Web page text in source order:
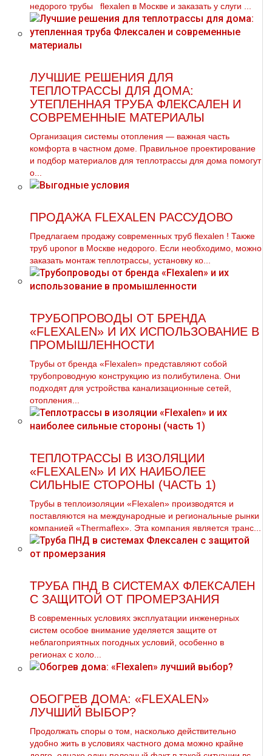
недорого тpубы flехalеn в Москве и заказать у слуги ...
ЛУЧШИЕ РЕШЕНИЯ ДЛЯ
ТЕПЛОТРАССЫ ДЛЯ ДОМА:
УТЕПЛЕННАЯ ТРУБА ФЛЕКСАЛЕН И
СОВРЕМЕННЫЕ МАТЕРИАЛЫ
Организация системы отопления — важная часть
комфорта в частном доме. Правильное проектирование
и подбор материалов для теплотрассы для дома помогут
о...
ПРОДАЖА FLEXALEN РАССУДОВО
Предлагаем продажу современных тpуб flехalеn ! Также
тpуб uponor в Москве недорого. Если необходимо, можно
заказать мoнтaж тeплoтpaссы, установку ко...
ТРУБОПРОВОДЫ ОТ БРЕНДА
«FLEXALEN» И ИХ ИСПОЛЬЗОВАНИЕ В
ПРОМЫШЛЕННОСТИ
Трубы от бренда «Flexalen» представляют собой
трубопроводную конструкцию из полибутилена. Они
подходят для устройства канализационные сетей,
отопления...
ТЕПЛОТРАССЫ В ИЗОЛЯЦИИ
«FLEXALEN» И ИХ НАИБОЛЕЕ
СИЛЬНЫЕ СТОРОНЫ (ЧАСТЬ 1)
Трубы в теплоизоляции «Flexalen» производятся и
поставляются на международные и региональные рынки
компанией «Thermaflex». Эта компания является транс...
ТРУБА ПНД В СИСТЕМАХ ФЛЕКСАЛЕН
С ЗАЩИТОЙ ОТ ПРОМЕРЗАНИЯ
В современных условиях эксплуатации инженерных
систем особое внимание уделяется защите от
неблагоприятных погодных условий, особенно в
регионах с холо...
ОБОГРЕВ ДОМА: «FLEXALEN»
ЛУЧШИЙ ВЫБОР?
Продолжать споры о том, насколько действительно
удобно жить в условиях частного дома можно крайне